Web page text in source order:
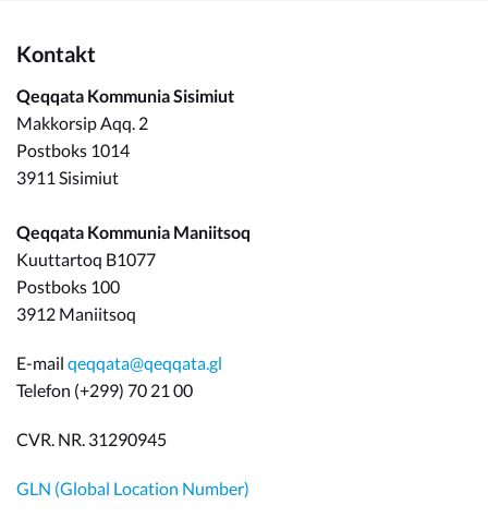
Kontakt
Qeqqata Kommunia Sisimiut
Makkorsip Aqq. 2
Postboks 1014
3911 Sisimiut
Qeqqata Kommunia Maniitsoq
Kuuttartoq B1077
Postboks 100
3912 Maniitsoq
E-mail qeqqata@qeqqata.gl
Telefon (+299) 70 21 00
CVR. NR. 31290945
GLN (Global Location Number)